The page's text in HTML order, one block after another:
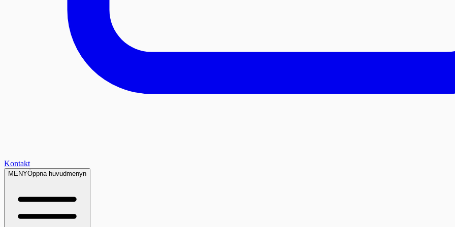
Kontakt
MENYÖppna huvudmenyn